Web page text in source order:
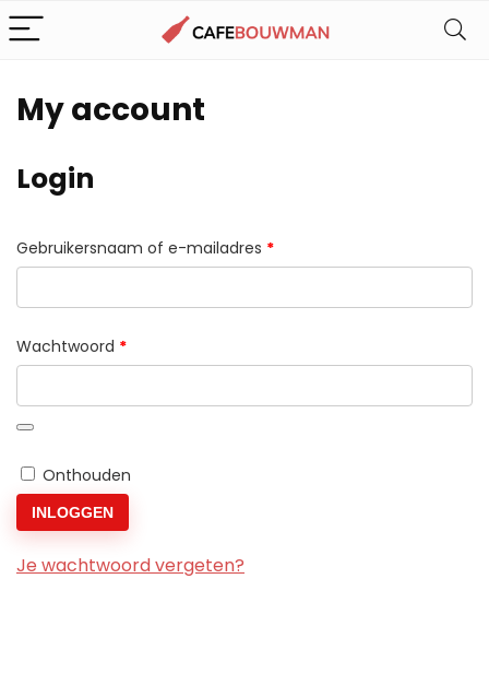
My account
Login
Gebruikersnaam of e-mailadres *Vereist
Wachtwoord *Vereist
Onthouden
INLOGGEN
Je wachtwoord vergeten?